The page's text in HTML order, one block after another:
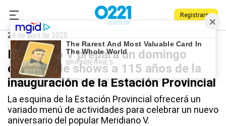
Registrarse
0221.com.ar
Meridiano V
24 de abril de 2025
Meridiano V prepara un domingo
cargado de shows a 115 años de la
inauguración de la Estación Provincial
La esquina de la Estación Provincial ofrecerá un
variado menú de actividades para celebrar un nuevo
aniversario del popular Meridiano V.